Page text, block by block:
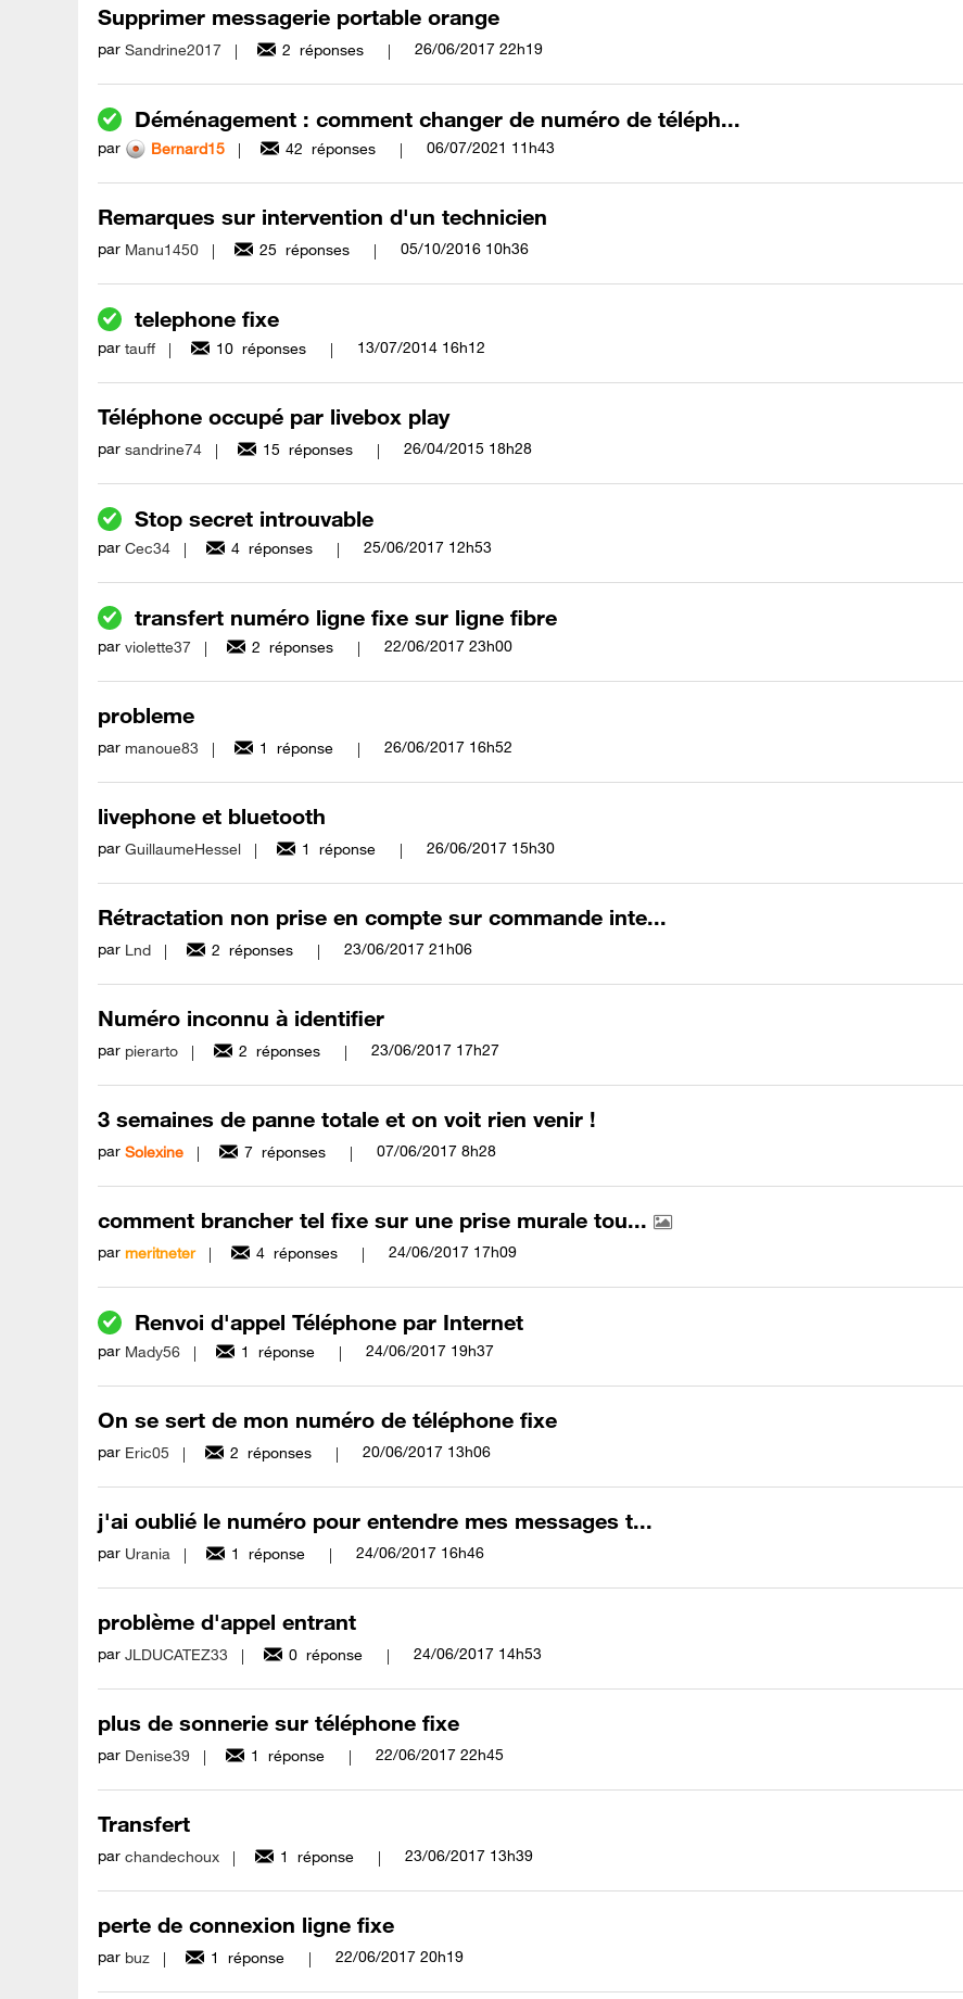
Supprimer messagerie portable orange
par Sandrine2017 2 réponses ‎26/06/2017 22h19
Déménagement : comment changer de numéro de téléph...
par Bernard15 42 réponses ‎06/07/2021 11h43
Remarques sur intervention d'un technicien
par Manu1450 25 réponses ‎05/10/2016 10h36
telephone fixe
par tauff 10 réponses ‎13/07/2014 16h12
Téléphone occupé par livebox play
par sandrine74 15 réponses ‎26/04/2015 18h28
Stop secret introuvable
par Cec34 4 réponses ‎25/06/2017 12h53
transfert numéro ligne fixe sur ligne fibre
par violette37 2 réponses ‎22/06/2017 23h00
probleme
par manoue83 1 réponse ‎26/06/2017 16h52
livephone et bluetooth
par GuillaumeHessel 1 réponse ‎26/06/2017 15h30
Rétractation non prise en compte sur commande inte...
par Lnd 2 réponses ‎23/06/2017 21h06
Numéro inconnu à identifier
par pierarto 2 réponses ‎23/06/2017 17h27
3 semaines de panne totale et on voit rien venir !
par Solexine 7 réponses ‎07/06/2017 8h28
comment brancher tel fixe sur une prise murale tou...
par meritneter 4 réponses ‎24/06/2017 17h09
Renvoi d'appel Téléphone par Internet
par Mady56 1 réponse ‎24/06/2017 19h37
On se sert de mon numéro de téléphone fixe
par Eric05 2 réponses ‎20/06/2017 13h06
j'ai oublié le numéro pour entendre mes messages t...
par Urania 1 réponse ‎24/06/2017 16h46
problème d'appel entrant
par JLDUCATEZ33 0 réponse ‎24/06/2017 14h53
plus de sonnerie sur téléphone fixe
par Denise39 1 réponse ‎22/06/2017 22h45
Transfert
par chandechoux 1 réponse ‎23/06/2017 13h39
perte de connexion ligne fixe
par buz 1 réponse ‎22/06/2017 20h19